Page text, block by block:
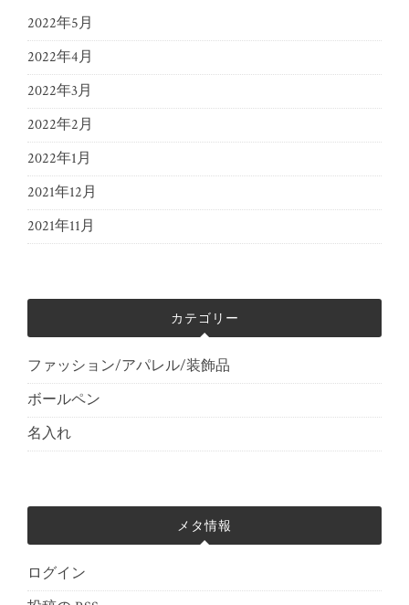
2022年5月
2022年4月
2022年3月
2022年2月
2022年1月
2021年12月
2021年11月
カテゴリー
ファッション/アパレル/装飾品
ボールペン
名入れ
メタ情報
ログイン